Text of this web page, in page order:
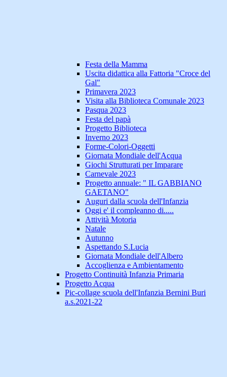
Festa della Mamma
Uscita didattica alla Fattoria "Croce del
Gal"
Primavera 2023
Visita alla Biblioteca Comunale 2023
Pasqua 2023
Festa del papà
Progetto Biblioteca
Inverno 2023
Forme-Colori-Oggetti
Giornata Mondiale dell'Acqua
Giochi Strutturati per Imparare
Carnevale 2023
Progetto annuale: " IL GABBIANO
GAETANO"
Auguri dalla scuola dell'Infanzia
Oggi e' il compleanno di.....
Attività Motoria
Natale
Autunno
Aspettando S.Lucia
Giornata Mondiale dell'Albero
Accoglienza e Ambientamento
Progetto Continuità Infanzia Primaria
Progetto Acqua
Pic-collage scuola dell'Infanzia Bernini Buri
a.s.2021-22